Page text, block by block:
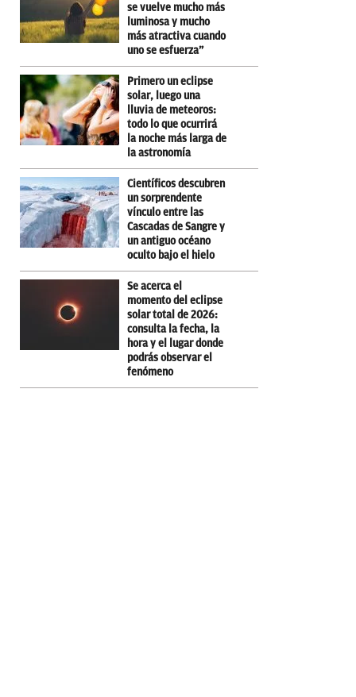
se vuelve mucho más
luminosa y mucho
más atractiva cuando
uno se esfuerza”
Primero un eclipse
solar, luego una
lluvia de meteoros:
todo lo que ocurrirá
la noche más larga de
la astronomía
Científicos descubren
un sorprendente
vínculo entre las
Cascadas de Sangre y
un antiguo océano
oculto bajo el hielo
Se acerca el
momento del eclipse
solar total de 2026:
consulta la fecha, la
hora y el lugar donde
podrás observar el
fenómeno